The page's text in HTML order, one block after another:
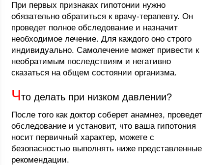
При первых признаках гипотонии нужно
обязательно обратиться к врачу-терапевту. Он
проведет полное обследование и назначит
необходимое лечение. Для каждого оно строго
индивидуально. Самолечение может привести к
необратимым последствиям и негативно
сказаться на общем состоянии организма.
Что делать при низком давлении?
После того как доктор соберет анамнез, проведет
обследование и установит, что ваша гипотония
носит первичный характер, можете с
безопасностью выполнять ниже представленные
рекомендации.